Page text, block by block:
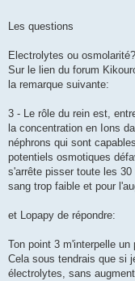
Les questions
Electrolytes ou osmolarité?
Sur le lien du forum
la remarque suivante:
3 - Le rôle du rein est,
la concentration en Ions
néphrons qui sont
potentiels osmotiques
s'arrête pisser toute les
sang trop faible et pour
et Lopapy de répondre:
Ton point 3 m'interpelle un
Cela sous tendrais que si
électrolytes, sans